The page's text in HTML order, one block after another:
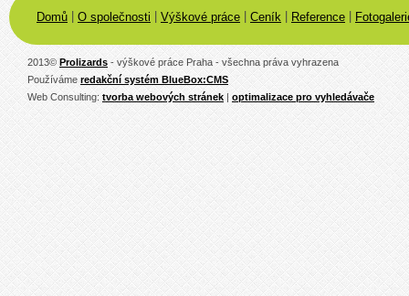
Domů O společnosti Výškové práce Ceník Reference
2013©Prolizards - výškové práce Praha - všechna práva vyhrazena
Používáme redakční systém BlueBox:CMS
Web Consulting: tvorba webových stránek | optimalizace pro vyhledávače